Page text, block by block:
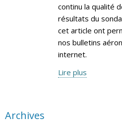
continu la qualité
résultats du
cet article ont
nos bulletins
internet.
Lire plus
Archives